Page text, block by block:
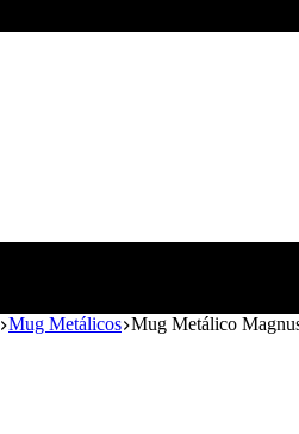
Mug Metálicos Mug Metálico